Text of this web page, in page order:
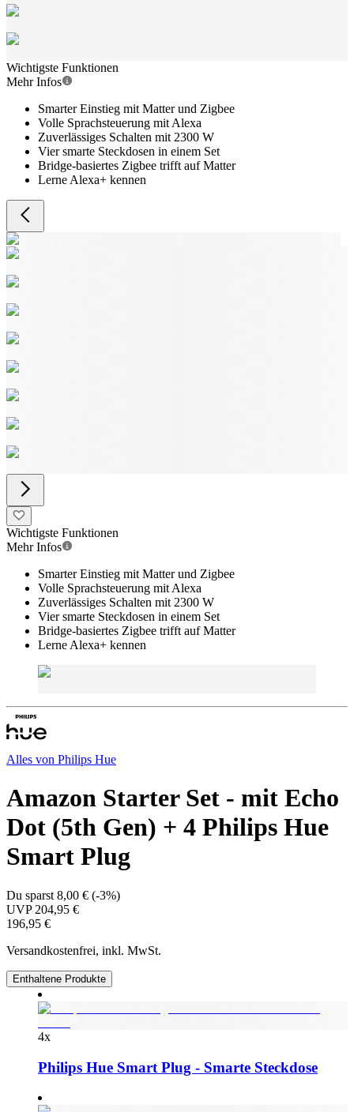
Wichtigste Funktionen
Mehr Infos
Smarter Einstieg mit Matter und Zigbee
Volle Sprachsteuerung mit Alexa
Zuverlässiges Schalten mit 2300 W
Vier smarte Steckdosen in einem Set
Bridge-basiertes Zigbee trifft auf Matter
Lerne Alexa+ kennen
Wichtigste Funktionen
Mehr Infos
Smarter Einstieg mit Matter und Zigbee
Volle Sprachsteuerung mit Alexa
Zuverlässiges Schalten mit 2300 W
Vier smarte Steckdosen in einem Set
Bridge-basiertes Zigbee trifft auf Matter
Lerne Alexa+ kennen
Alles von Philips Hue
Amazon Starter Set - mit Echo
Dot (5th Gen) + 4 Philips Hue
Smart Plug
Du sparst 8,00 € (-3%)
UVP 204,95 €
196,95 €
Versandkostenfrei, inkl. MwSt.
Enthaltene Produkte
4x
Philips Hue Smart Plug - Smarte Steckdose